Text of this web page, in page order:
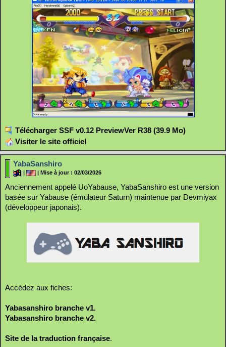
Télécharger SSF v0.12 PreviewVer R38 (39.9 Mo)
Visiter le site officiel
YabaSanshiro
| Mise à jour : 02/03/2026
Anciennement appelé UoYabause, YabaSanshiro est une version
basée sur Yabause (émulateur Saturn) maintenue par Devmiyax
(développeur japonais).
Accédez aux fiches:
Yabasanshiro branche v1.
Yabasanshiro branche v2.
Site de la traduction française.